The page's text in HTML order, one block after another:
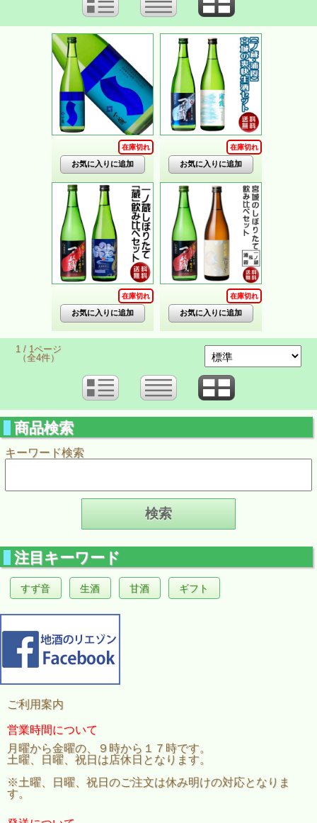
在庫切れ 在庫切れ
在庫切れ 在庫切れ
1 / 1ページ
（全4件）
商品検索
キーワード検索
注目キーワード
すず音 生酒 甘酒 ギフト
ご利用案内
営業時間について
月曜から金曜の、９時から１７時です。
土曜、日曜、祝日は店休日となります。
※土曜、日曜、祝日のご注文は休み明けの対応となりま
す。